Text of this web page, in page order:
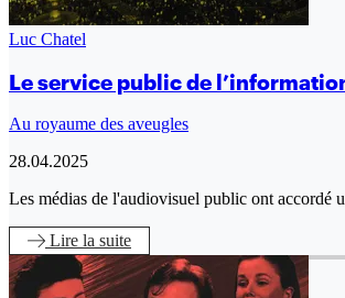
Luc Chatel
Le service public de
Au royaume des aveugles
28.04.2025
Les médias de l'audiovisuel public ont accordé
Lire la suite